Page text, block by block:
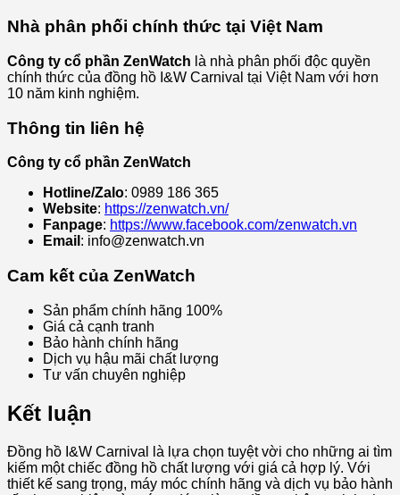
Nhà phân phối chính thức tại Việt Nam
Công ty cổ phần ZenWatch là nhà phân phối độc quyền
chính thức của đồng hồ I&W Carnival tại Việt Nam với hơn
10 năm kinh nghiệm.
Thông tin liên hệ
Công ty cổ phần ZenWatch
Hotline/Zalo: 0989 186 365
Website: https://zenwatch.vn/
Fanpage: https://www.facebook.com/zenwatch.vn
Email : info@zenwatch.vn
Cam kết của ZenWatch
Sản phẩm chính hãng 100%
Giá cả cạnh tranh
Bảo hành chính hãng
Dịch vụ hậu mãi chất lượng
Tư vấn chuyên nghiệp
Kết luận
Đồng hồ I&W Carnival là lựa chọn tuyệt vời cho những ai tìm
kiếm một chiếc đồng hồ chất lượng với giá cả hợp lý. Với
thiết kế sang trọng, máy móc chính hãng và dịch vụ bảo hành